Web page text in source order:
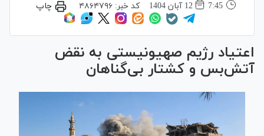
7:45
12 آبان 1404 کد خبر:۴۸۶۴۷۹۶ چاپ
اعتیاد رژیم صهیونیستی به نقض
آتش‌بس و کشتار بی‌گناهان